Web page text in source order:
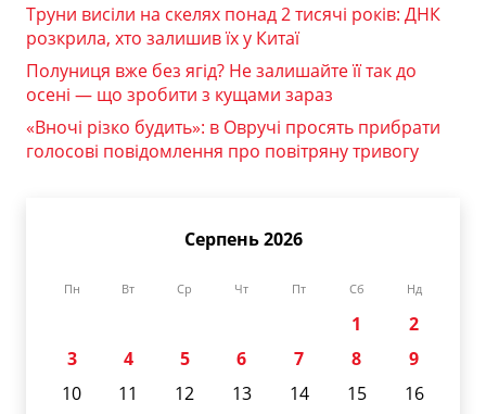
Труни висіли на скелях понад 2 тисячі років: ДНК
розкрила, хто залишив їх у Китаї
Полуниця вже без ягід? Не залишайте її так до
осені — що зробити з кущами зараз
«Вночі різко будить»: в Овручі просять прибрати
голосові повідомлення про повітряну тривогу
Серпень 2026
Пн Вт Ср Чт Пт Сб Нд
1
2
3
4 5 6 7 8
9
10
11 12 13 14 15
16